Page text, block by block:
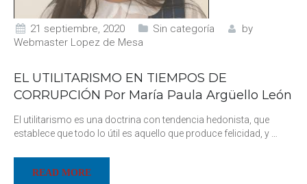
21 septiembre, 2020 Sin categoría
by
Webmaster Lopez de Mesa
EL UTILITARISMO EN TIEMPOS DE
CORRUPCIÓN Por María Paula Argüello León
El utilitarismo es una doctrina con tendencia hedonista, que
establece que todo lo útil es aquello que produce felicidad, y
READ MORE